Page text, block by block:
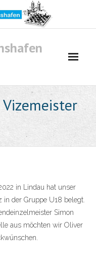
in Lindau hat unser
in der Gruppe U18 belegt.
Simon
aus möchten wir Oliver